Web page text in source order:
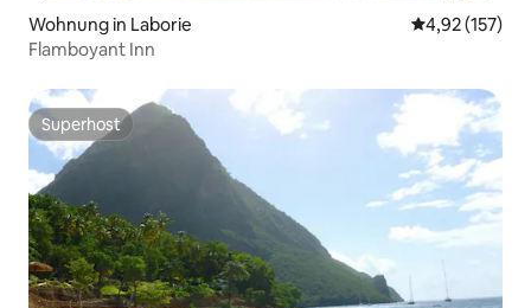
Wohnung in Laborie
4,92 (157)
Flamboyant Inn
Superhost
Superhost